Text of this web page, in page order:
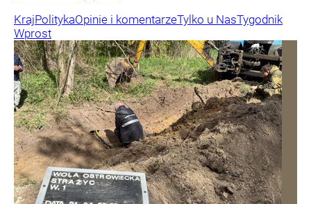
KrajPolitykaOpinie i komentarzeTylko u NasTygodnik
Wprost